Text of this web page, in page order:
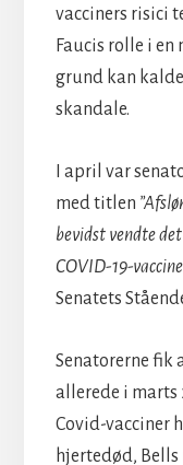
vacciners risici
Faucis rolle i
grund kan
skandale.
I april var
med titlen
bevidst vendte
COVID-19-
Senatets
Senatorerne fik
allerede i marts
Covid-vacciner
hjertedød,